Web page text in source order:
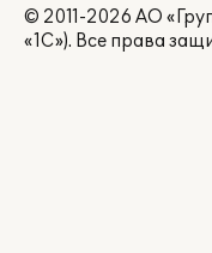
© 2011-2026 АО
«1С»). Все права